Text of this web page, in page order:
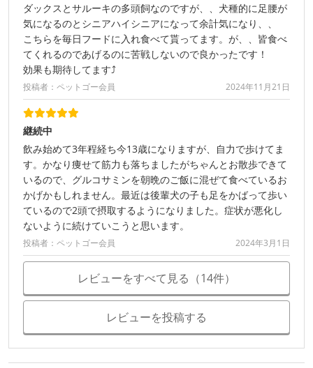
ダックスとサルーキの多頭飼なのですが、、犬種的に足腰が
気になるのとシニアハイシニアになって余計気になり、、
こちらを毎日フードに入れ食べて貰ってます。が、、皆食べ
てくれるのであげるのに苦戦しないので良かったです！
効果も期待してます⤴︎
投稿者：ペットゴー会員 2024年11月21日
継続中
飲み始めて3年程経ち今13歳になりますが、自力で歩けてま
す。かなり痩せて筋力も落ちましたがちゃんとお散歩できて
いるので、グルコサミンを朝晩のご飯に混ぜて食べているお
かげかもしれません。最近は後輩犬の子も足をかばって歩い
ているので2頭で摂取するようになりました。症状が悪化し
ないように続けていこうと思います。
投稿者：ペットゴー会員 2024年3月1日
レビューをすべて見る（14件）
レビューを投稿する